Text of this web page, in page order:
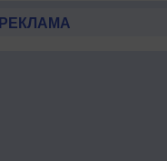
РЕКЛАМА